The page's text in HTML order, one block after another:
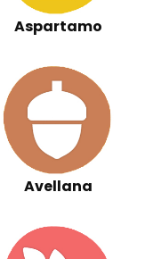
Aspartamo
Avellana